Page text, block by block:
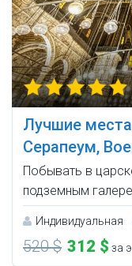
Лучшие
Серапеум,
Побывать в
подземным
Индивидуальная
520 $ 312 $ за